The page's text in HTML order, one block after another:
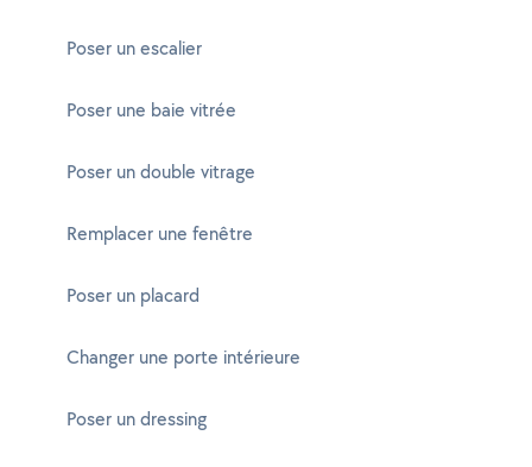
Poser un escalier
Poser une baie vitrée
Poser un double vitrage
Remplacer une fenêtre
Poser un placard
Changer une porte intérieure
Poser un dressing